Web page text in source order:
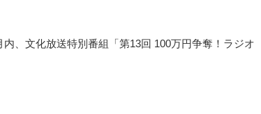
内、文化放送特別番組「第13回 100万円争奪！ラジオ